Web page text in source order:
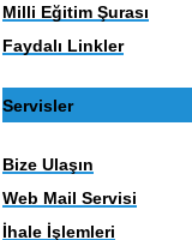
Milli Eğitim Şurası
Faydalı Linkler
Servisler
Bize Ulaşın
Web Mail Servisi
İhale İşlemleri